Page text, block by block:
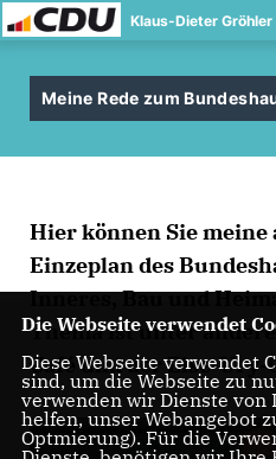
Klaus-Dieter Gröhler
Meine Rede zum
Hier können Sie meine
Einzeplan des
Inneres, Bau und
Thema ist unter
Café und der Else-Ury-
Die Webseite verwendet
Diese Webseite verwendet
sind, um die Webseite zu
verwenden wir Dienste
helfen, unser Webangebot
Optmierung). Für die